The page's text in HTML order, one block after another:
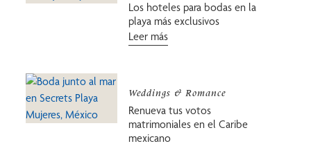
Los hoteles para bodas en la
playa más exclusivos
Leer más
Weddings & Romance
Renueva tus votos
matrimoniales en el Caribe
mexicano